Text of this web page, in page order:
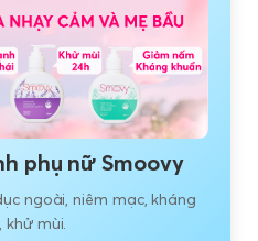
phụ nữ Smoovy
ngoài, niêm mạc, kháng
khử mùi.